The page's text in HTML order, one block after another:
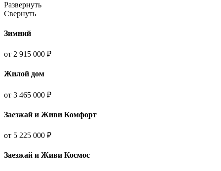
Развернуть
Свернуть
Зимний
от 2 915 000 ₽
Жилой дом
от 3 465 000 ₽
Заезжай и Живи Комфорт
от 5 225 000 ₽
Заезжай и Живи Космос